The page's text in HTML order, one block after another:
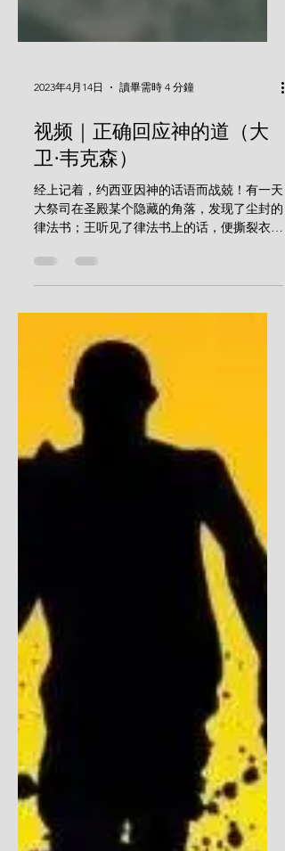
2023年4月14日 讀畢需時 4 分鐘
视频｜正确回应神的道（大
卫·韦克森）
经上记着，约西亚因神的话语而战兢！有一天
服，他因神的话语战兢！他就差派臣仆去请问
于女先知户勒大：“我们当怎么做呢？因为我
们的罪，耶和华就向我们大发烈怒。我们行了
那么多虚谎的事。我们该怎么办？”...